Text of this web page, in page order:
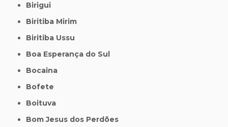
Birigui
Biritiba Mirim
Biritiba Ussu
Boa Esperança do Sul
Bocaina
Bofete
Boituva
Bom Jesus dos Perdões